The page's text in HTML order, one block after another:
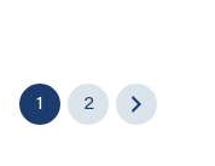
1 2